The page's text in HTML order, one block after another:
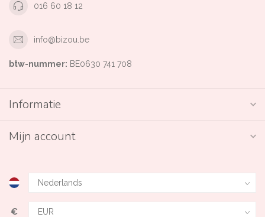
016 60 18 12
info@bizou.be
btw-nummer: BE0630 741 708
Informatie
Mijn account
€